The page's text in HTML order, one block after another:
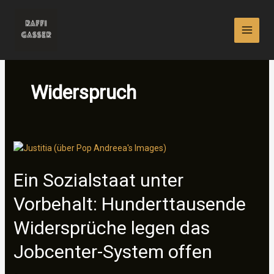
springen
Widerspruch
Ein Sozialstaat unter
Vorbehalt: Hunderttausende
Widersprüche legen das
Jobcenter-System offen